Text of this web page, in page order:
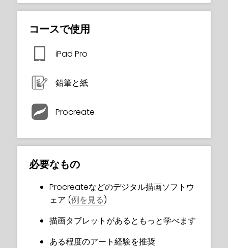
レイヤードPhotoshopファイル
レイヤードProcreateファイル
修了証明書
コースで使用
iPad Pro
鉛筆と紙
Procreate
必要なもの
Procreateなどのデジタル描画ソフトウ
ェア (例を見る)
描画タブレットがあるともっと学べます
ある程度のアート経験を推奨